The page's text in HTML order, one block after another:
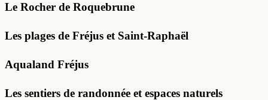
Le Rocher de Roquebrune
Les plages de Fréjus et Saint-Raphaël
Aqualand Fréjus
Les sentiers de randonnée et espaces naturels